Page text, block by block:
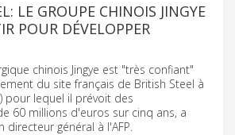
LE GROUPE CHINOIS JINGYE
POUR DÉVELOPPER
chinois Jingye est "très confiant"
du site français de British Steel à
pour lequel il prévoit des
60 millions d'euros sur cinq ans, a
directeur général à l'AFP.